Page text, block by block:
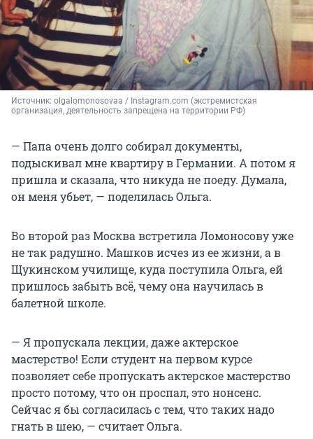
Источник: olgalomonosovaa / Instagram.com (экстремистская
организация, деятельность запрещена на территории РФ)
— Папа очень долго собирал документы,
подыскивал мне квартиру в Германии. А потом я
пришла и сказала, что никуда не поеду. Думала,
он меня убьет, — поделилась Ольга.
Во второй раз Москва встретила Ломоносову уже
не так радушно. Машков исчез из ее жизни, а в
Щукинском училище, куда поступила Ольга, ей
пришлось забыть всё, чему она научилась в
балетной школе.
— Я пропускала лекции, даже актерское
мастерство! Если студент на первом курсе
позволяет себе пропускать актерское мастерство
просто потому, что он проспал, это нонсенс.
Сейчас я бы согласилась с тем, что таких надо
гнать в шею, — считает Ольга.